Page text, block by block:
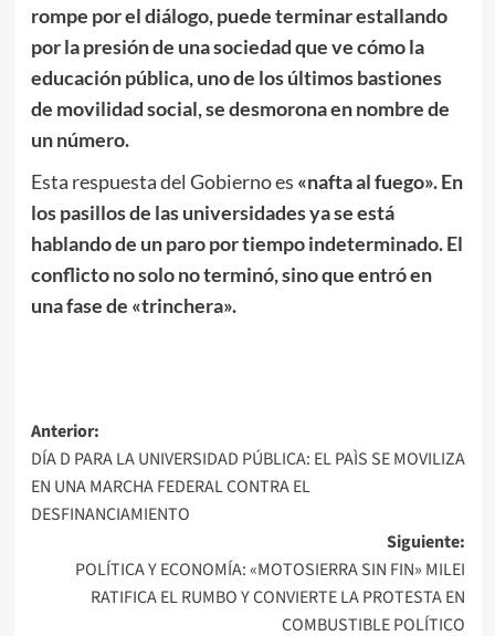
rompe por el diálogo, puede terminar estallando
por la presión de una sociedad que ve cómo la
educación pública, uno de los últimos bastiones
de movilidad social, se desmorona en nombre de
un número.
Esta respuesta del Gobierno es «nafta al fuego». En
los pasillos de las universidades ya se está
hablando de un paro por tiempo indeterminado. El
conflicto no solo no terminó, sino que entró en
una fase de «trinchera».
Navegación
de
entradas
Anterior:
DÍA D PARA LA UNIVERSIDAD PÚBLICA: EL PAÌS SE MOVILIZA
EN UNA MARCHA FEDERAL CONTRA EL
DESFINANCIAMIENTO
Siguiente:
POLÍTICA Y ECONOMÍA: «MOTOSIERRA SIN FIN» MILEI
RATIFICA EL RUMBO Y CONVIERTE LA PROTESTA EN
COMBUSTIBLE POLÍTICO